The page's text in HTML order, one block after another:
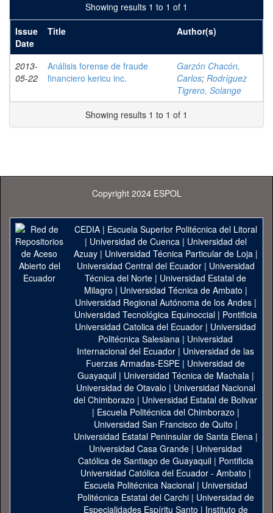
Showing results 1 to 1 of 1
Issue
Date
Title Author(s)
2013-
05-22
Análisis forense de fraude
financiero kericu inc.
Garzón Chacón,
Carlos; Rodríguez
Tigrero, Solange
Showing results 1 to 1 of 1
Copyright 2024 ESPOL
CEDIA| Escuela Superior Politécnica del Litoral
| Universidad de Cuenca| Universidad del
Azuay| Universidad Técnica Particular de Loja|
Universidad Central del Ecuador| Universidad
Técnica del Norte | Universidad Estatal de
Milagro | Universidad Técnica de Ambato |
Universidad Regional Autónoma de los Andes|
Universidad Tecnológica Equinoccial| Pontificia
Universidad Catolica del Ecuador | Universidad
Politécnica Salesiana | Universidad
Internacional del Ecuador | Universidad de las
Fuerzas Armadas-ESPE | Universidad de
Guayaquil| Universidad Técnica de Machala|
Universidad de Otavalo | Universidad Nacional
del Chimborazo | Universidad Estatal de Bolivar
| Escuela Politécnica del Chimborazo |
Universidad San Francisco de Quito |
Universidad Estatal Peninsular de Santa Elena|
Universidad Casa Grande | Universidad
Católica de Santiago de Guayaquil| Pontificia
Universidad Católica del Ecuador - Ambato |
Escuela Politécnica Nacional| Universidad
Politécnica Estatal del Carchi| Universidad de
Especialidades Espíritu Santo | Instituto de